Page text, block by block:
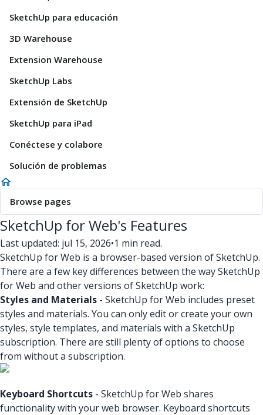
SketchUp para educación
3D Warehouse
Extension Warehouse
SketchUp Labs
Extensión de SketchUp
SketchUp para iPad
Conéctese y colabore
Solución de problemas
Browse pages
SketchUp for Web's Features
Last updated: jul 15, 2026•1 min read.
SketchUp for Web is a browser-based version of SketchUp.
There are a few key differences between the way SketchUp
for Web and other versions of SketchUp work:
Styles and Materials - SketchUp for Web includes preset
styles and materials. You can only edit or create your own
styles, style templates, and materials with a SketchUp
subscription. There are still plenty of options to choose
from without a subscription.
Keyboard Shortcuts - SketchUp for Web shares
functionality with your web browser. Keyboard shortcuts